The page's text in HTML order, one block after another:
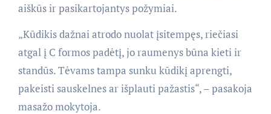
aiškūs ir pasikartojantys požymiai.
„Kūdikis dažnai atrodo nuolat įsitempęs, riečiasi
atgal į C formos padėtį, jo raumenys būna kieti ir
standūs. Tėvams tampa sunku kūdikį aprengti,
pakeisti sauskelnes ar išplauti pažastis“, – pasakoja
masažo mokytoja.